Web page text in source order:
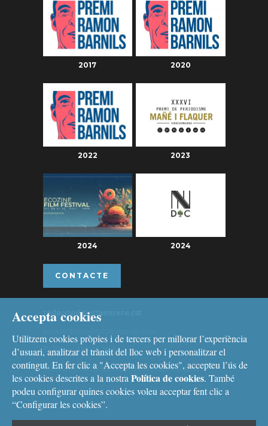
2017 2020
2022 2023
2024 2024
CONTACTE
redaccio@portaenrere.cat
Telèfon: 626 26 19 93
Missatgeria: Whatsapp, Telegram i Signal
Accepta cookies
Utilitzem cookies pròpies i de tercers per millorar l’experiència
d’usuari, analitzar el trànsit del lloc web i personalitzar el
contingut. En fer clic a "Accepta les cookies", accepteu l’ús de
les cookies descrites a la nostra Política de cookies. També
podeu configurar quines cookies voleu acceptar fent clic a
“Configurar les cookies”.